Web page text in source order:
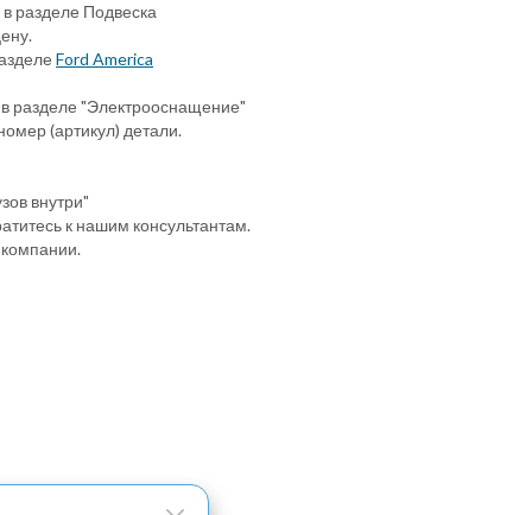
разделе Подвеска
Ford America
разделе "Электрооснащение"
(артикул) детали.
внутри"
к нашим консультантам.